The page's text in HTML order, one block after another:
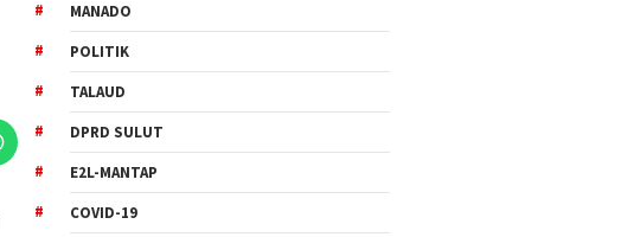
MANADO
POLITIK
TALAUD
DPRD SULUT
E2L-MANTAP
COVID-19